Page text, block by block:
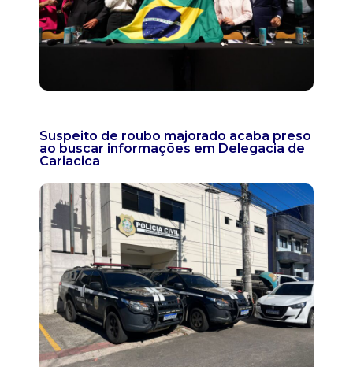
Suspeito de roubo majorado acaba preso
ao buscar informações em Delegacia de
Cariacica